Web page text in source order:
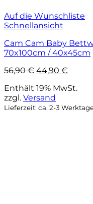
Auf die Wunschliste
Schnellansicht
Cam Cam Baby
70x100cm / 40x45cm
56,90€ Ursprünglicher
war:
56,90 €
44,90 €
ist:
Enthält 19% MwSt.
zzgl. Versand
Lieferzeit: ca. 2-3